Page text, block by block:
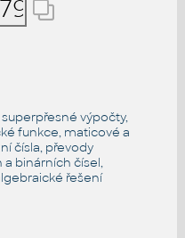
výpočty,
funkce, maticové a
čísla, převody
binárních čísel,
řešení